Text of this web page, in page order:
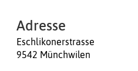
Adresse
Eschlikonerstrasse
9542 Münchwilen